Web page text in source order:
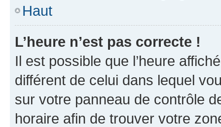
Haut
L’heure n’est pas correcte !
Il est possible que l’heure
différent de celui dans lequel
sur votre panneau de contrôle
horaire afin de trouver votre